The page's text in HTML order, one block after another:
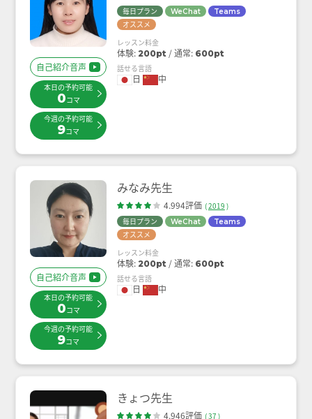
自己紹介音声
本日の予約可能
0コマ
今週の予約可能
9コマ
毎日プラン
WeChat Teams
オススメ
レッスン料金
体験: 200pt 通常: 600pt
話せる言語
日 中
自己紹介音声
本日の予約可能
0コマ
今週の予約可能
9コマ
みなみ先生
4.994評価 (2019 )
毎日プラン
WeChat Teams
オススメ
レッスン料金
体験: 200pt 通常: 600pt
話せる言語
日 中
きょつ先生
4.946評価 (37 )